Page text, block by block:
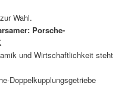
Wahl.
Porsche-
und Wirtschaftlichkeit steht
Doppelkupplungsgetriebe